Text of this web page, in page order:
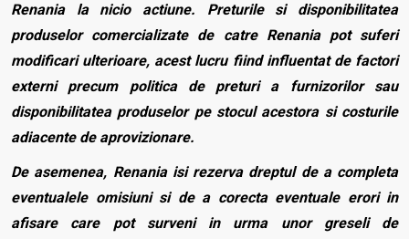
Renania la nicio actiune. Preturile si disponibilitatea
produselor comercializate de catre Renania pot suferi
modificari ulterioare, acest lucru fiind influentat de factori
externi precum politica de preturi a furnizorilor sau
disponibilitatea produselor pe stocul acestora si costurile
adiacente de aprovizionare.
De asemenea, Renania isi rezerva dreptul de a completa
eventualele omisiuni si de a corecta eventuale erori in
afisare care pot surveni in urma unor greseli de